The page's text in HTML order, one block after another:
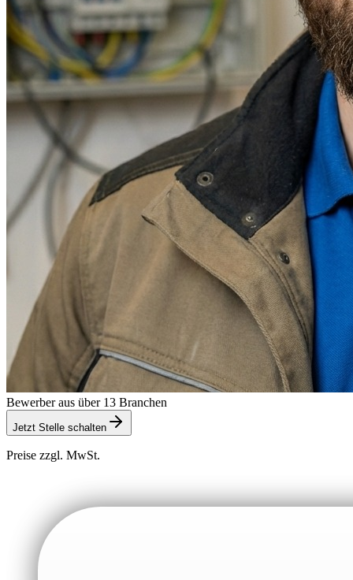
Bewerber aus über 13 Branchen
Jetzt Stelle schalten
Preise zzgl. MwSt.